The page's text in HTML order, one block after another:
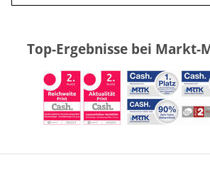
Top-Ergebnisse bei Markt-